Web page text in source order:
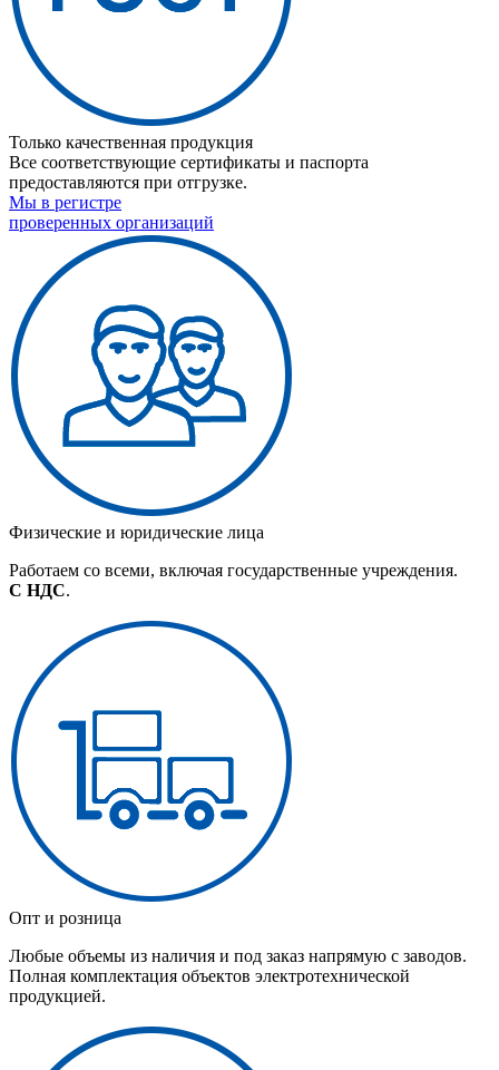
Только качественная продукция
Все соответствующие сертификаты и паспорта
предоставляются при отгрузке.
Мы в регистре
проверенных организаций
Физические и юридические лица
Работаем со всеми, включая государственные учреждения.
С НДС.
Опт и розница
Любые объемы из наличия и под заказ напрямую с заводов.
Полная комплектация объектов электротехнической
продукцией.